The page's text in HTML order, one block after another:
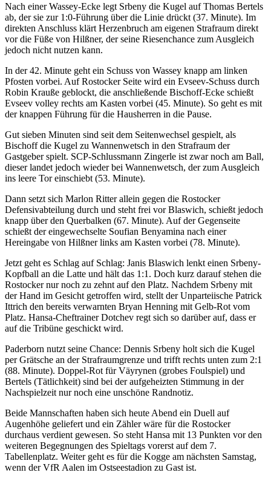
Nach einer Wassey-Ecke legt Srbeny die Kugel auf Thomas Bertels
ab, der sie zur 1:0-Führung über die Linie drückt (37. Minute). Im
direkten Anschluss klärt Herzenbruch am eigenen Strafraum direkt
vor die Füße von Hilßner, der seine Riesenchance zum Ausgleich
jedoch nicht nutzen kann.
In der 42. Minute geht ein Schuss von Wassey knapp am linken
Pfosten vorbei. Auf Rostocker Seite wird ein Evseev-Schuss durch
Robin Krauße geblockt, die anschließende Bischoff-Ecke schießt
Evseev volley rechts am Kasten vorbei (45. Minute). So geht es mit
der knappen Führung für die Hausherren in die Pause.
Gut sieben Minuten sind seit dem Seitenwechsel gespielt, als
Bischoff die Kugel zu Wannenwetsch in den Strafraum der
Gastgeber spielt. SCP-Schlussmann Zingerle ist zwar noch am Ball,
dieser landet jedoch wieder bei Wannenwetsch, der zum Ausgleich
ins leere Tor einschiebt (53. Minute).
Dann setzt sich Marlon Ritter allein gegen die Rostocker
Defensivabteilung durch und steht frei vor Blaswich, schießt jedoch
knapp über den Querbalken (67. Minute). Auf der Gegenseite
schießt der eingewechselte Soufian Benyamina nach einer
Hereingabe von Hilßner links am Kasten vorbei (78. Minute).
Jetzt geht es Schlag auf Schlag: Janis Blaswich lenkt einen Srbeny-
Kopfball an die Latte und hält das 1:1. Doch kurz darauf stehen die
Rostocker nur noch zu zehnt auf den Platz. Nachdem Srbeny mit
der Hand im Gesicht getroffen wird, stellt der Unparteiische Patrick
Ittrich den bereits verwarnten Bryan Henning mit Gelb-Rot vom
Platz. Hansa-Cheftrainer Dotchev regt sich so darüber auf, dass er
auf die Tribüne geschickt wird.
Paderborn nutzt seine Chance: Dennis Srbeny holt sich die Kugel
per Grätsche an der Strafraumgrenze und trifft rechts unten zum 2:1
(88. Minute). Doppel-Rot für Väyrynen (grobes Foulspiel) und
Bertels (Tätlichkeit) sind bei der aufgeheizten Stimmung in der
Nachspielzeit nur noch eine unschöne Randnotiz.
Beide Mannschaften haben sich heute Abend ein Duell auf
Augenhöhe geliefert und ein Zähler wäre für die Rostocker
durchaus verdient gewesen. So steht Hansa mit 13 Punkten vor den
weiteren Begegnungen des Spieltags vorerst auf dem 7.
Tabellenplatz. Weiter geht es für die Kogge am nächsten Samstag,
wenn der VfR Aalen im Ostseestadion zu Gast ist.